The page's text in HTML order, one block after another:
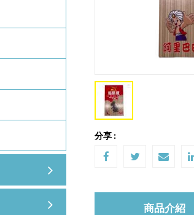
分享 :
商品介紹